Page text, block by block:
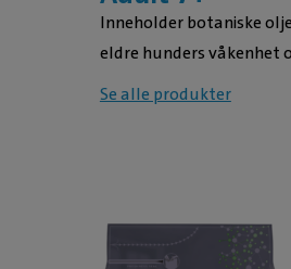
Inneholder botaniske
eldre hunders våkenhet
Se alle produkter